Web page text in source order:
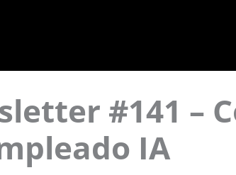
#141 –
IA